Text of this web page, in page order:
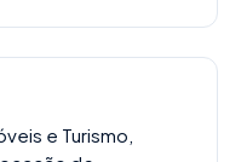
a implantação
dia de ativação, já
nossa operação
e Turismo,